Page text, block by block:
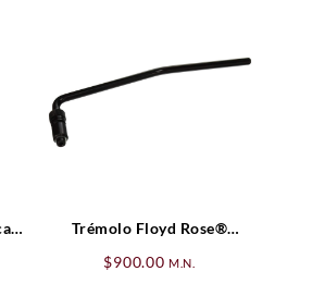
Trémolo Floyd Rose®
$900.00 M.N.